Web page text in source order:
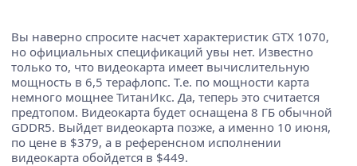
Вы наверно спросите насчет характеристик GTX 1070,
но официальных спецификаций увы нет. Известно
только то, что видеокарта имеет вычислительную
мощность в 6,5 терафлопс. Т.е. по мощности карта
немного мощнее ТитанИкс. Да, теперь это считается
предтопом. Видеокарта будет оснащена 8 ГБ обычной
GDDR5. Выйдет видеокарта позже, а именно 10 июня,
по цене в $379, а в референсном исполнении
видеокарта обойдется в $449.